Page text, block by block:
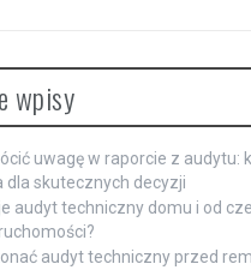
wpisy
uwagę w raporcie z audytu:
dla skutecznych decyzji
audyt techniczny domu i od
audyt techniczny przed